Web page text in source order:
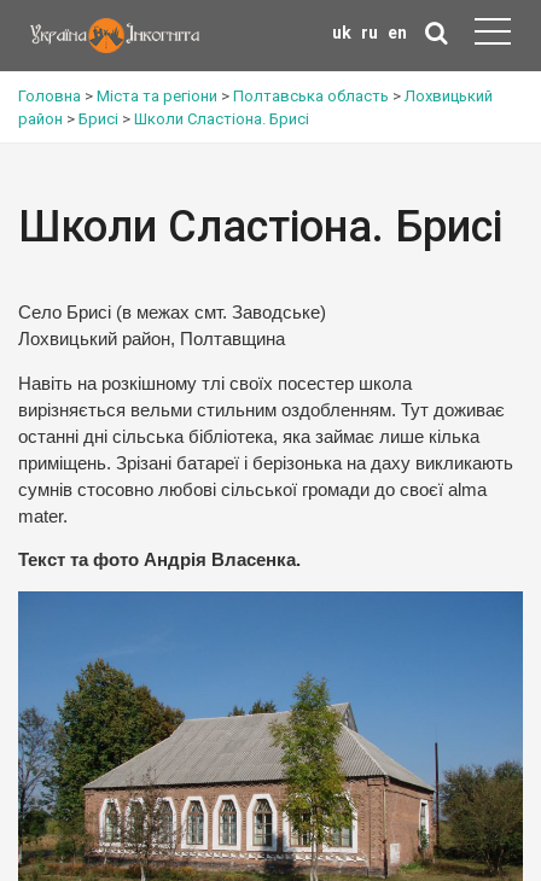
uk ru en
Головна > Міста та регіони > Полтавська область >Лохвицький
район > Брисі > Школи Сластіона. Брисі
Школи Сластіона. Брисі
Село Брисі (в межах смт. Заводське)
Лохвицький район, Полтавщина
Навіть на розкішному тлі своїх посестер школа
вирізняється вельми стильним оздобленням. Тут доживає
останні дні сільська бібліотека, яка займає лише кілька
приміщень. Зрізані батареї і берізонька на даху викликають
сумнів стосовно любові сільської громади до своєї alma
mater.
Текст та фото Андрія Власенка.